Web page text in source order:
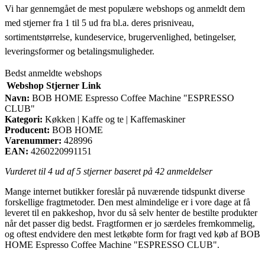
Vi har gennemgået de mest populære webshops og anmeldt dem
med stjerner fra 1 til 5 ud fra bl.a. deres prisniveau,
sortimentstørrelse, kundeservice, brugervenlighed, betingelser,
leveringsformer og betalingsmuligheder.
Bedst anmeldte webshops
Webshop Stjerner Link
Navn: BOB HOME Espresso Coffee Machine "ESPRESSO
CLUB"
Kategori: Køkken | Kaffe og te | Kaffemaskiner
Producent: BOB HOME
Varenummer: 428996
EAN: 4260220991151
Vurderet til 4 ud af 5 stjerner baseret på 42 anmeldelser
Mange internet butikker foreslår på nuværende tidspunkt diverse
forskellige fragtmetoder. Den mest almindelige er i vore dage at få
leveret til en pakkeshop, hvor du så selv henter de bestilte produkter
når det passer dig bedst. Fragtformen er jo særdeles fremkommelig,
og oftest endvidere den mest letkøbte form for fragt ved køb af BOB
HOME Espresso Coffee Machine "ESPRESSO CLUB".